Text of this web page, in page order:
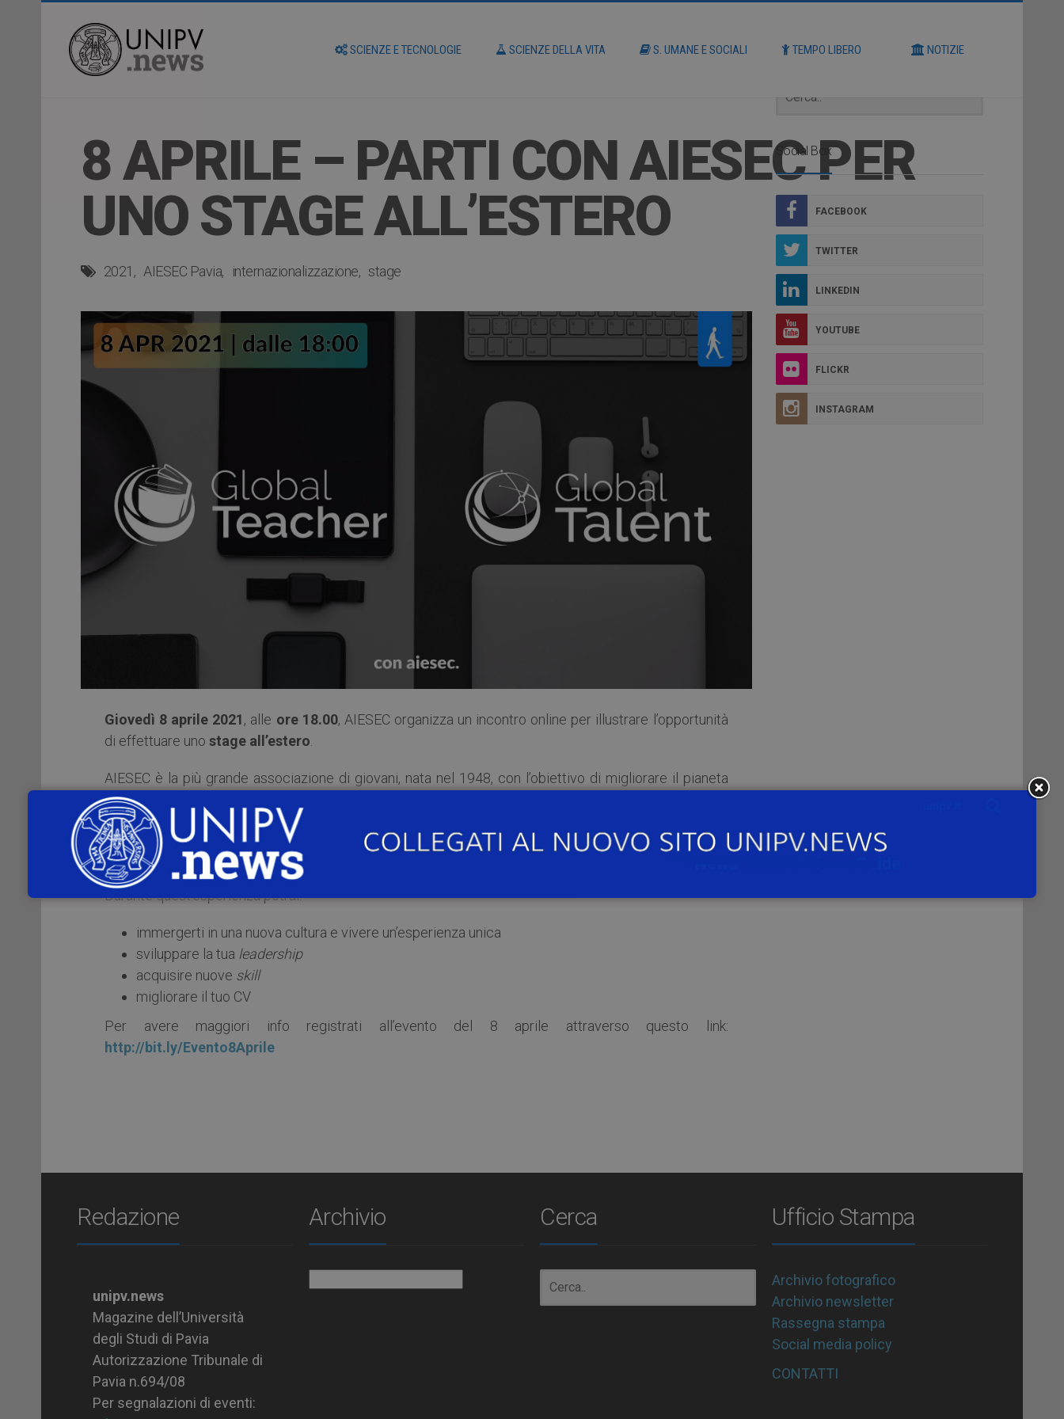
SCIENZE E TECNOLOGIE SCIENZE DELLA VITA S. UMANE E SOCIALI TEMPO LIBERO NOTIZIE
8 APRILE – PARTI CON AIESEC PER
UNO STAGE ALL’ESTERO
2021 AIESEC Pavia internazionalizzazione stage
Giovedì 8 aprile 2021, alle ore 18.00, AIESEC organizza un incontro online per illustrare l’opportunità
di effettuare uno stage all’estero
AIESEC è la più grande associazione di giovani, nata nel 1948, con l’obiettivo di migliorare il pianeta
rendendo i giovani più coscienti e capaci di avere un’impronta positiva nella loro realtà, attraverso la
creazione e organizzazione di scambi di volontariato e
AIESEC Pavia ti dà l’opportunità di partire, in tutta sicurezza, per un tirocinio all’estero.
Durante quest’esperienza potrai:
immergerti in una nuova cultura e vivere un’esperienza unica
sviluppare la tua leadership
acquisire nuove skill
migliorare il tuo CV
Per avere maggiori info registrati all’evento del 8 aprile attraverso questo link:
http://bit.ly/Evento8Aprile
Social Box
FACEBOOK
TWITTER
LINKEDIN
YOUTUBE
FLICKR
INSTAGRAM
Redazione
unipv.news
Magazine dell’Università
degli Studi di Pavia
Autorizzazione Tribunale di
Pavia n.694/08
Per segnalazioni di eventi:
Archivio Cerca Ufficio Stampa
Archivio fotografico
Archivio newsletter
Rassegna stampa
Social media policy
CONTATTI